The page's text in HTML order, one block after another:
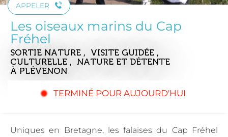
APPELER
Les oiseaux marins du Cap
Fréhel
SORTIE NATURE , VISITE GUIDÉE ,
CULTURELLE , NATURE ET DÉTENTE
À PLÉVENON
TERMINÉ POUR AUJOURD'HUI
Uniques en Bretagne, les falaises du Cap Fréhel